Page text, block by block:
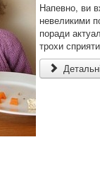
Напевно, ви
невеликими
поради
трохи